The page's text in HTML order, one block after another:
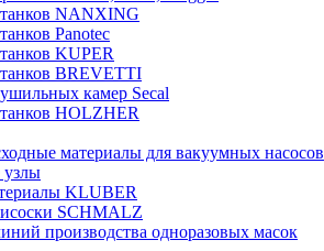
NANXING
Panotec
KUPER
BREVETTI
камер Secal
HOLZHER
материалы для вакуумных насосов
KLUBER
SCHMALZ
производства одноразовых масок